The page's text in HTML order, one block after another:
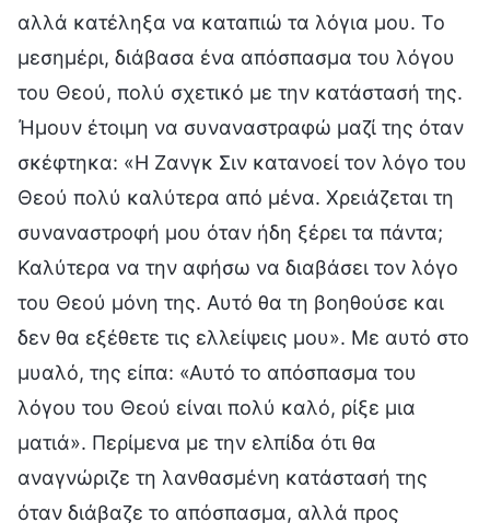
αλλά κατέληξα να καταπιώ τα λόγια μου. Το
μεσημέρι, διάβασα ένα απόσπασμα του λόγου
του Θεού, πολύ σχετικό με την κατάστασή της.
Ήμουν έτοιμη να συναναστραφώ μαζί της όταν
σκέφτηκα: «Η Ζανγκ Σιν κατανοεί τον λόγο του
Θεού πολύ καλύτερα από μένα. Χρειάζεται τη
συναναστροφή μου όταν ήδη ξέρει τα πάντα;
Καλύτερα να την αφήσω να διαβάσει τον λόγο
του Θεού μόνη της. Αυτό θα τη βοηθούσε και
δεν θα εξέθετε τις ελλείψεις μου». Με αυτό στο
μυαλό, της είπα: «Αυτό το απόσπασμα του
λόγου του Θεού είναι πολύ καλό, ρίξε μια
ματιά». Περίμενα με την ελπίδα ότι θα
αναγνώριζε τη λανθασμένη κατάστασή της
όταν διάβαζε το απόσπασμα, αλλά προς